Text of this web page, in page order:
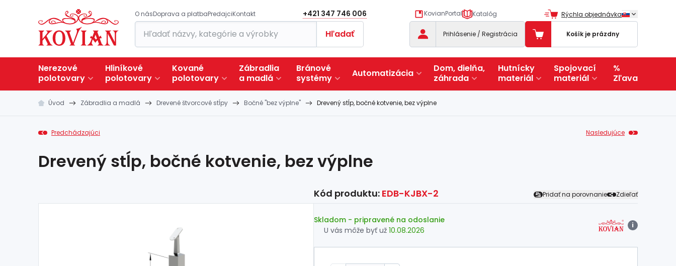
O násDoprava a platbaPredajciKontakt +421 347 746 006 KovianPortal Katalóg Rýchla objednávka
Hľadať Prihlásenie / Registrácia Košík je prázdny
Nerezové
polotovary
Hliníkové
polotovary
Kované
polotovary
Zábradlia
a madlá
Bránové
systémy
Automatizácia
Dom, dielňa,
záhrada
Hutnícky
materiál
Spojovací
materiál
%
Zľava
Úvod Zábradlia a madlá Drevené štvorcové stĺpy Bočné "bez výplne" Drevený stĺp, bočné kotvenie, bez výplne
Predchádzajúci Nasledujúce
Drevený stĺp, bočné kotvenie, bez výplne
Kód produktu: EDB-KJBX-2 Pridať na porovnanie Zdieľať
Skladom - pripravené na odoslanie
U vás môže byť už 10.08.2026
i